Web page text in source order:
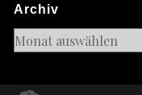
Archiv
Archiv